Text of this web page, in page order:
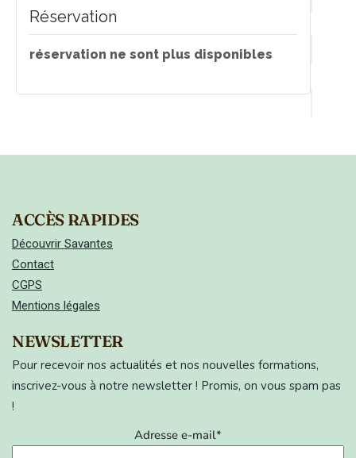
Réservation
réservation ne sont plus disponibles
ACCÈS RAPIDES
Découvrir Savantes
Contact
CGPS
Mentions légales
NEWSLETTER
Pour recevoir nos actualités et nos nouvelles formations,
inscrivez-vous à notre newsletter ! Promis, on vous spam pas
!
Adresse e-mail*